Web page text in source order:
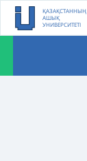
ҚАЗАҚСТАННЫҢ
АШЫҚ
УНИВЕРСИТЕТІ